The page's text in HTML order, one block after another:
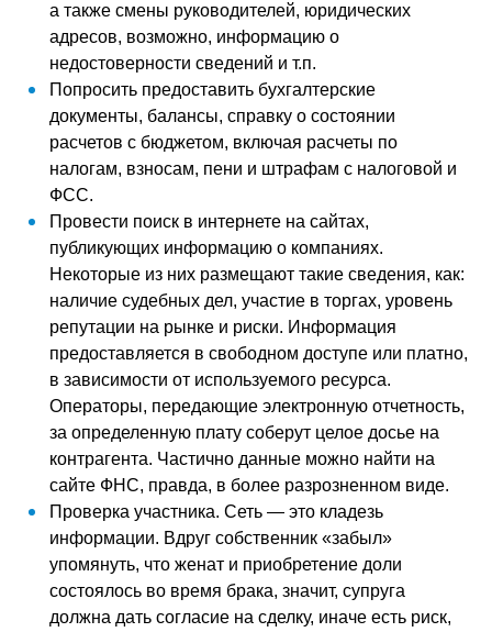
а также смены руководителей, юридических
адресов, возможно, информацию о
недостоверности сведений и т.п.
Попросить предоставить бухгалтерские
документы, балансы, справку о состоянии
расчетов с бюджетом, включая расчеты по
налогам, взносам, пени и штрафам с налоговой и
ФСС.
Провести поиск в интернете на сайтах,
публикующих информацию о компаниях.
Некоторые из них размещают такие сведения, как:
наличие судебных дел, участие в торгах, уровень
репутации на рынке и риски. Информация
предоставляется в свободном доступе или платно,
в зависимости от используемого ресурса.
Операторы, передающие электронную отчетность,
за определенную плату соберут целое досье на
контрагента. Частично данные можно найти на
сайте ФНС, правда, в более разрозненном виде.
Проверка участника. Сеть — это кладезь
информации. Вдруг собственник «забыл»
упомянуть, что женат и приобретение доли
состоялось во время брака, значит, супруга
должна дать согласие на сделку, иначе есть риск,